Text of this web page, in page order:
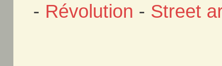
- Révolution - Street